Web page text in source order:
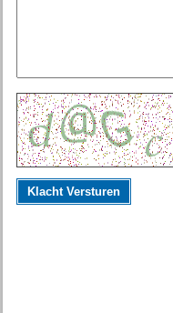
Klacht Versturen